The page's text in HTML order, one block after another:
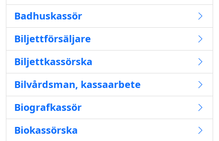
Badhuskassör
Biljettförsäljare
Biljettkassörska
Bilvårdsman, kassaarbete
Biografkassör
Biokassörska